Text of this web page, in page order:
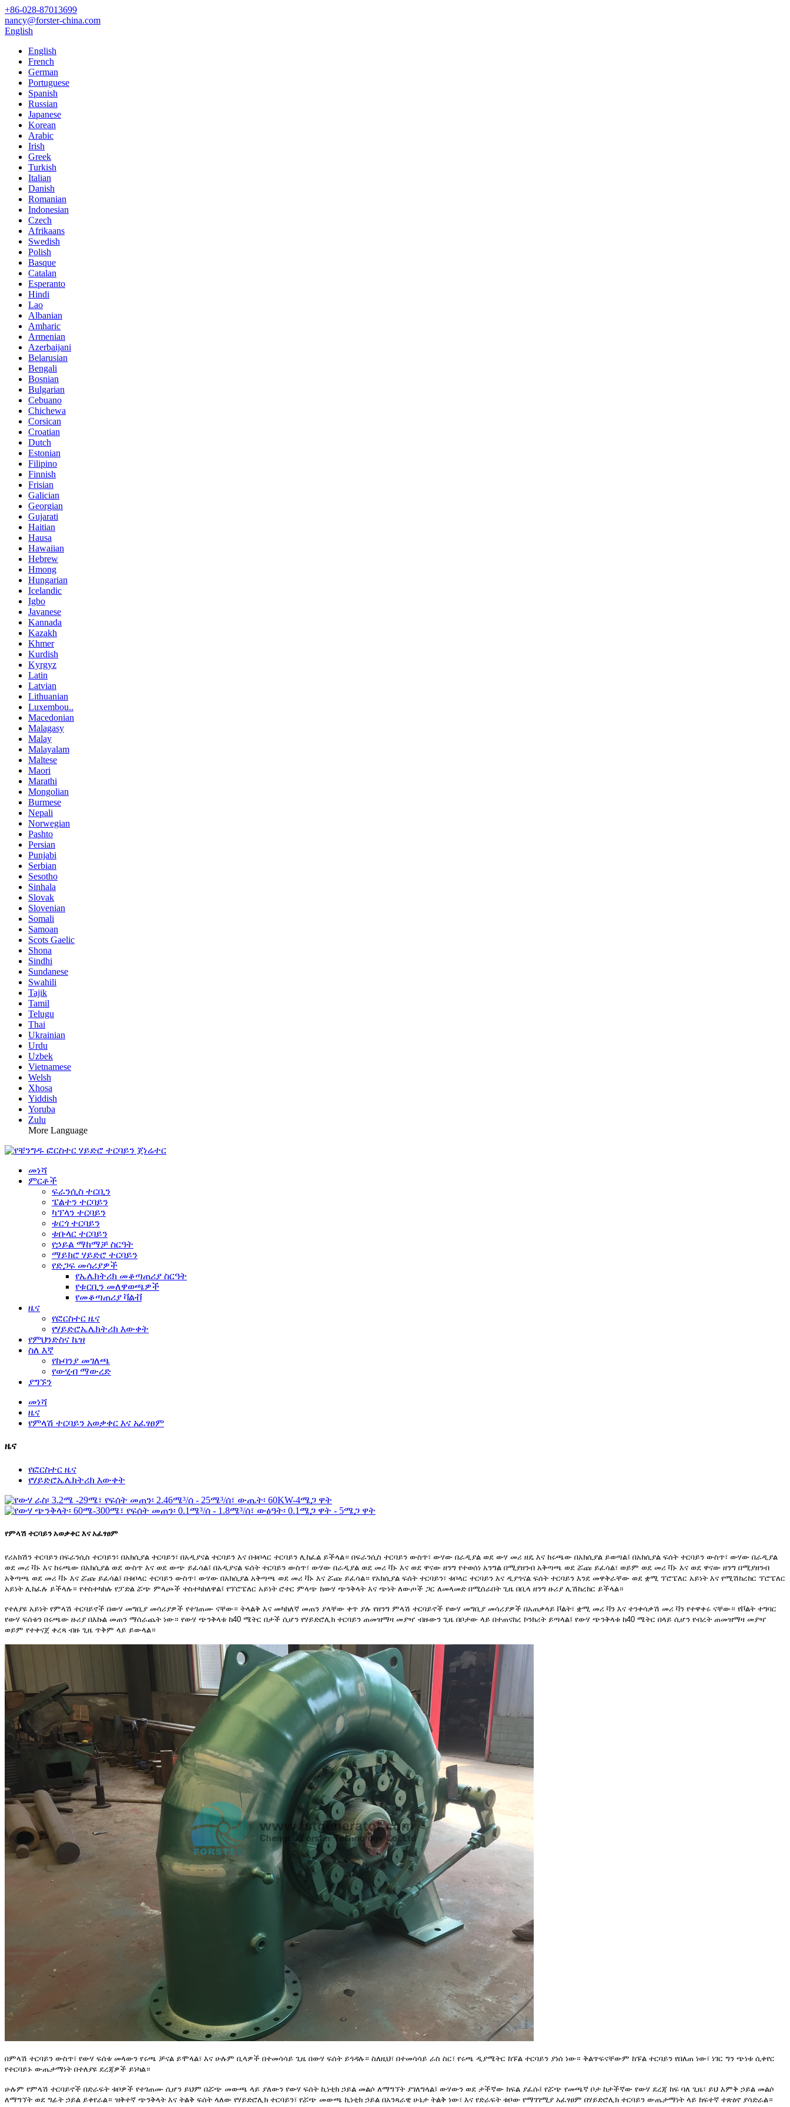
+86-028-87013699
nancy@forster-china.com
English
English
French
German
Portuguese
Spanish
Russian
Japanese
Korean
Arabic
Irish
Greek
Turkish
Italian
Danish
Romanian
Indonesian
Czech
Afrikaans
Swedish
Polish
Basque
Catalan
Esperanto
Hindi
Lao
Albanian
Amharic
Armenian
Azerbaijani
Belarusian
Bengali
Bosnian
Bulgarian
Cebuano
Chichewa
Corsican
Croatian
Dutch
Estonian
Filipino
Finnish
Frisian
Galician
Georgian
Gujarati
Haitian
Hausa
Hawaiian
Hebrew
Hmong
Hungarian
Icelandic
Igbo
Javanese
Kannada
Kazakh
Khmer
Kurdish
Kyrgyz
Latin
Latvian
Lithuanian
Luxembou..
Macedonian
Malagasy
Malay
Malayalam
Maltese
Maori
Marathi
Mongolian
Burmese
Nepali
Norwegian
Pashto
Persian
Punjabi
Serbian
Sesotho
Sinhala
Slovak
Slovenian
Somali
Samoan
Scots Gaelic
Shona
Sindhi
Sundanese
Swahili
Tajik
Tamil
Telugu
Thai
Ukrainian
Urdu
Uzbek
Vietnamese
Welsh
Xhosa
Yiddish
Yoruba
Zulu
More Language
መነሻ
ምርቶች
ፍራንሲስ ተርቢን
ፔልተን ተርባይን
ካፕላን ተርባይን
ቱርጎ ተርባይን
ቱቡላር ተርባይን
የኃይል ማከማቻ ስርዓት
ማይክሮ ሃይድሮ ተርባይን
የድጋፍ መሳሪያዎች
የኤሌክትሪክ መቆጣጠሪያ ስርዓት
የቱርቢን መለዋወጫዎች
የመቆጣጠሪያ ቫልቭ
ዜና
የፎርስተር ዜና
የሃይድሮኤሌክትሪክ እውቀት
የምህንድስና ኬዝ
ስለ እኛ
የኩባንያ መገለጫ
የውሂብ ማውረድ
ያግኙን
መነሻ
ዜና
የምላሽ ተርባይን አወቃቀር እና አፈፃፀም
ዜና
የፎርስተር ዜና
የሃይድሮኤሌክትሪክ እውቀት
የምላሽ ተርባይን አወቃቀር እና አፈፃፀም
የሪአክሽን ተርባይን በፍራንሲስ ተርባይን፣ በአክሲያል ተርባይን፣ በአዲያናል ተርባይን እና በቱቦላር ተርባይን ሊከፈል ይችላል። በፍራንሲስ ተርባይን ውስጥ፣ ውሃው በራዲያል ወደ ውሃ መሪ ዘዴ እና ከሩጫው በአክሲያል ይወጣል፤ በአክሲያል ፍሰት ተርባይን ውስጥ፣ ውሃው በራዲያል
ወደ መሪ ቫኑ እና ከሩጫው በአክሲያል ወደ ውስጥ እና ወደ ውጭ ይፈሳል፤ በአዲያናል ፍሰት ተርባይን ውስጥ፣ ውሃው በራዲያል ወደ መሪ ቫኑ እና ወደ ዋናው ዘንግ የተወሰነ አንግል በሚያዘንብ አቅጣጫ ወደ ሯጩ ይፈሳል፣ ወይም ወደ መሪ ቫኑ እና ወደ ዋናው ዘንግ በሚያዘንብ
አቅጣጫ ወደ መሪ ቫኑ እና ሯጩ ይፈሳል፤ በቱቦላር ተርባይን ውስጥ፣ ውሃው በአክሲያል አቅጣጫ ወደ መሪ ቫኑ እና ሯጩ ይፈሳል። የአክሲያል ፍሰት ተርባይን፣ ቱቦላር ተርባይን እና ዲያጎናል ፍሰት ተርባይን እንደ መዋቅራቸው ወደ ቋሚ ፕሮፔለር አይነት እና የሚሽከረከር ፕሮፔለር
አይነት ሊከፈሉ ይችላሉ። የተስተካከሉ የፓድል ሯጭ ምላጮች ተስተካክለዋል፤ የፕሮፔለር አይነት ሮተር ምላጭ ከውሃ ጭንቅላት እና ጭነት ለውጦች ጋር ለመላመድ በሚሰራበት ጊዜ በቢላ ዘንግ ዙሪያ ሊሽከረከር ይችላል።
የተለያዩ አይነት የምላሽ ተርባይኖች በውሃ መግቢያ መሳሪያዎች የተገጠሙ ናቸው። ትላልቅ እና መካከለኛ መጠን ያላቸው ቀጥ ያሉ የዘንግ ምላሽ ተርባይኖች የውሃ መግቢያ መሳሪያዎች በአጠቃላይ ቮልት፣ ቋሚ መሪ ቫን እና ተንቀሳቃሽ መሪ ቫን የተዋቀሩ ናቸው። የቮልት ተግባር
የውሃ ፍሰቱን በሩጫው ዙሪያ በእኩል መጠን ማሰራጨት ነው። የውሃ ጭንቅላቱ ከ40 ሜትር በታች ሲሆን የሃይድሮሊክ ተርባይን ጠመዝማዛ መያዣ ብዙውን ጊዜ በቦታው ላይ በተጠናከረ ኮንክሪት ይጣላል፤ የውሃ ጭንቅላቱ ከ40 ሜትር በላይ ሲሆን የብረት ጠመዝማዛ መያዣ
ወይም የተቀናጀ ቀረጻ ብዙ ጊዜ ጥቅም ላይ ይውላል።
በምላሽ ተርባይን ውስጥ፣ የውሃ ፍሰቱ መላውን የሩጫ ቻናል ይሞላል፣ እና ሁሉም ቢላዎች በተመሳሳይ ጊዜ በውሃ ፍሰት ይጎዳሉ። ስለዚህ፣ በተመሳሳይ ራስ ስር፣ የሩጫ ዲያሜትር ከፑል ተርባይን ያነሰ ነው። ቅልጥፍናቸውም ከፑል ተርባይን የበለጠ ነው፣ ነገር ግን ጭነቱ ሲቀየር
የተርባይኑ ውጤታማነት በተለያዩ ደረጃዎች ይነካል።
ሁሉም የምላሽ ተርባይኖች በድራፍት ቱቦዎች የተገጠሙ ሲሆን ይህም በሯጭ መውጫ ላይ ያለውን የውሃ ፍሰት ኪነቲክ ኃይል መልሶ ለማግኘት ያገለግላል፤ ውሃውን ወደ ታችኛው ክፍል ያፈሱ፤ የሯጭ የመጫኛ ቦታ ከታችኛው የውሃ ደረጃ ከፍ ባለ ጊዜ፣ ይህ እምቅ ኃይል መልሶ
ለማግኘት ወደ ግፊት ኃይል ይቀየራል። ዝቅተኛ ጭንቅላት እና ትልቅ ፍሰት ላለው የሃይድሮሊክ ተርባይን፣ የሯጭ መውጫ ኪነቲክ ኃይል በአንጻራዊ ሁኔታ ትልቅ ነው፣ እና የድራፍት ቱቦው የማገገሚያ አፈፃፀም በሃይድሮሊክ ተርባይን ውጤታማነት ላይ ከፍተኛ ተጽዕኖ ያሳድራል።